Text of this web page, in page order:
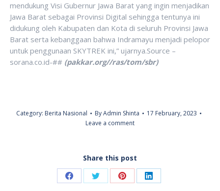
mendukung Visi Gubernur Jawa Barat yang ingin menjadikan
Jawa Barat sebagai Provinsi Digital sehingga tentunya ini
didukung oleh Kabupaten dan Kota di seluruh Provinsi Jawa
Barat serta kebanggaan bahwa Indramayu menjadi pelopor
untuk penggunaan SKYTREK ini,” ujarnya.Source –
sorana.co.id-## (pakkar.org//ras/tom/sbr)
Category: Berita Nasional ByAdmin Shinta
17 February, 2023
Leave a comment
Share this post
Share Share Share Share